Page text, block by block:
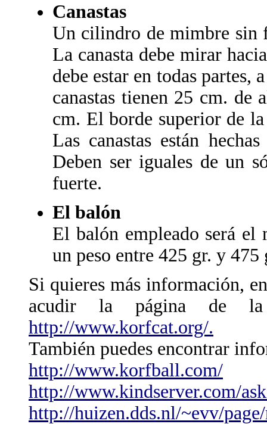
Canastas
Un cilindro de mimbre sin
La canasta debe mirar
debe estar en todas partes,
canastas tienen 25 cm.
cm. El borde superior de
Las canastas están
Deben ser iguales de un
fuerte.
El balón
El balón empleado será
un peso entre 425 gr. y
Si quieres más información,
acudir la página de la
http://www.korfcat.org/.
También puedes encontrar
http://www.korfball.com/
http://www.kindserver.com/
http://huizen.dds.nl/~evv/